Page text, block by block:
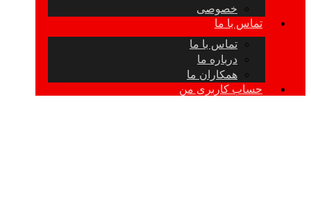
خصوصی
تماس با ما
تماس با ما
درباره ما
همکاران ما
حساب کاربری من